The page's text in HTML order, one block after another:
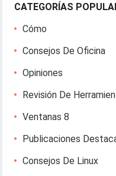
CATEGORÍAS
Cómo
Consejos De Oficina
Opiniones
Revisión De
Ventanas 8
Publicaciones
Consejos De Linux